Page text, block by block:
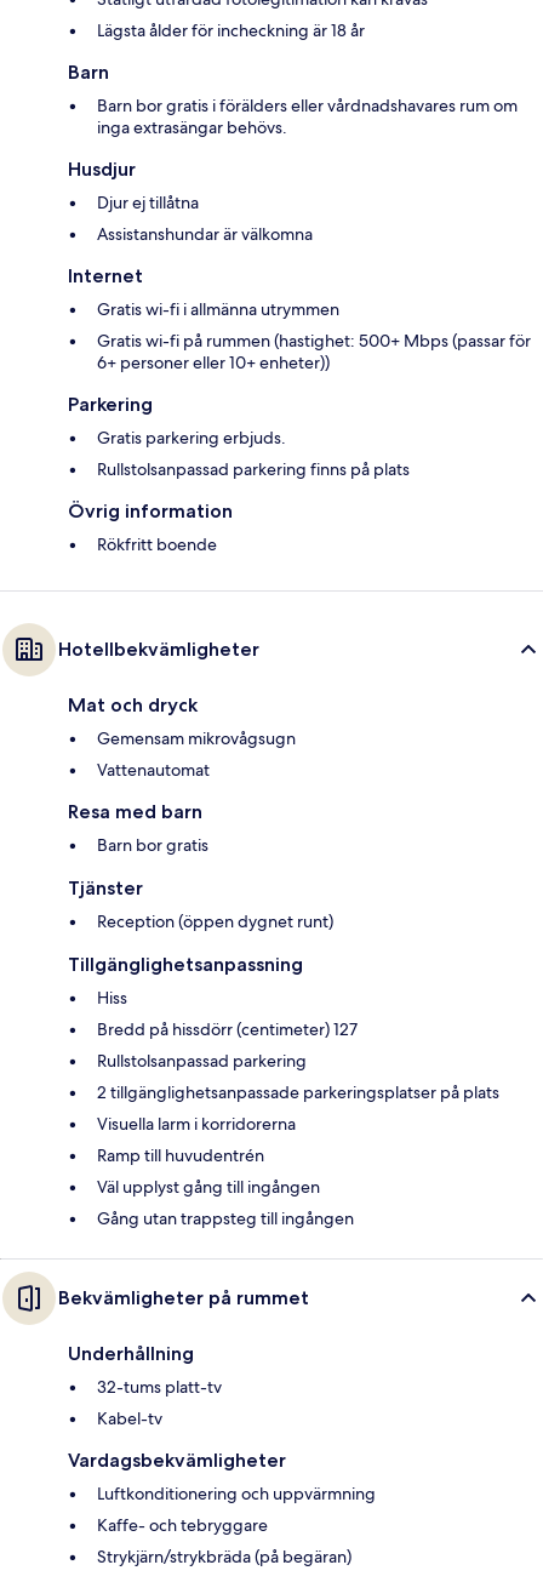
Lägsta ålder för incheckning är 18 år
Barn
Barn bor gratis i förälders eller vårdnadshavares rum om
inga extrasängar behövs.
Husdjur
Djur ej tillåtna
Assistanshundar är välkomna
Internet
Gratis wi-fi i allmänna utrymmen
Gratis wi-fi på rummen (hastighet: 500+ Mbps (passar för
6+ personer eller 10+ enheter))
Parkering
Gratis parkering erbjuds.
Rullstolsanpassad parkering finns på plats
Övrig information
Rökfritt boende
Hotellbekvämligheter
Mat och dryck
Gemensam mikrovågsugn
Vattenautomat
Resa med barn
Barn bor gratis
Tjänster
Reception (öppen dygnet runt)
Tillgänglighetsanpassning
Hiss
Bredd på hissdörr (centimeter) 127
Rullstolsanpassad parkering
2 tillgänglighetsanpassade parkeringsplatser på plats
Visuella larm i korridorerna
Ramp till huvudentrén
Väl upplyst gång till ingången
Gång utan trappsteg till ingången
Bekvämligheter på rummet
Underhållning
32-tums platt-tv
Kabel-tv
Vardagsbekvämligheter
Luftkonditionering och uppvärmning
Kaffe- och tebryggare
Strykjärn/strykbräda (på begäran)